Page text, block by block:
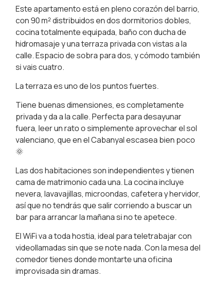
Este apartamento está en pleno corazón del barrio,
con 90 m² distribuidos en dos dormitorios dobles,
cocina totalmente equipada, baño con ducha de
hidromasaje y una terraza privada con vistas a la
calle. Espacio de sobra para dos, y cómodo también
si vais cuatro.
La terraza es uno de los puntos fuertes.
Tiene buenas dimensiones, es completamente
privada y da a la calle. Perfecta para desayunar
fuera, leer un rato o simplemente aprovechar el sol
valenciano, que en el Cabanyal escasea bien poco
🌞
Las dos habitaciones son independientes y tienen
cama de matrimonio cada una. La cocina incluye
nevera, lavavajillas, microondas, cafetera y hervidor,
así que no tendrás que salir corriendo a buscar un
bar para arrancar la mañana si no te apetece.
El WiFi va a toda hostia, ideal para teletrabajar con
videollamadas sin que se note nada. Con la mesa del
comedor tienes donde montarte una oficina
improvisada sin dramas.